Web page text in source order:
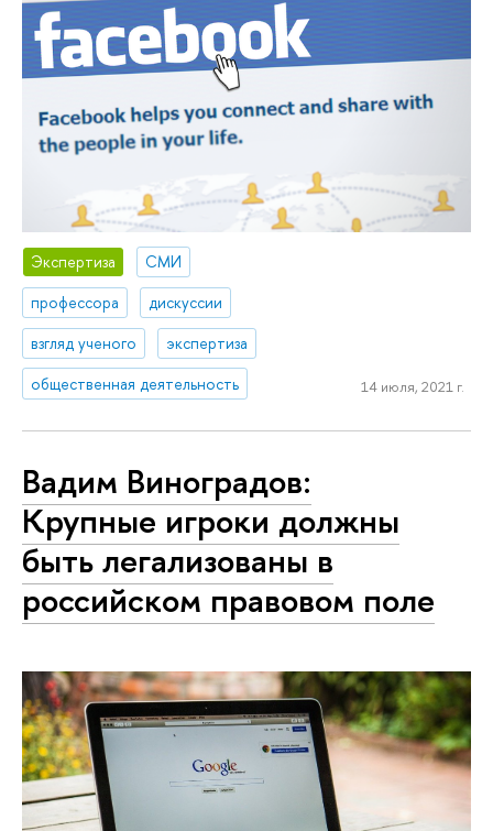
Экспертиза
СМИ
профессора
дискуссии
взгляд ученого
экспертиза
общественная деятельность
14 июля, 2021 г.
Вадим Виноградов:
Крупные игроки должны
быть легализованы в
российском правовом поле